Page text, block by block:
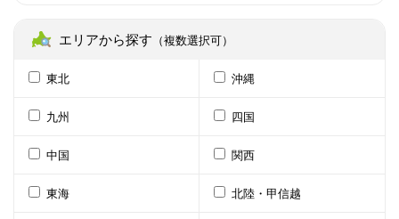
エリアから探す （複数選択可）
東北 沖縄
九州 四国
中国 関西
東海 北陸・甲信越